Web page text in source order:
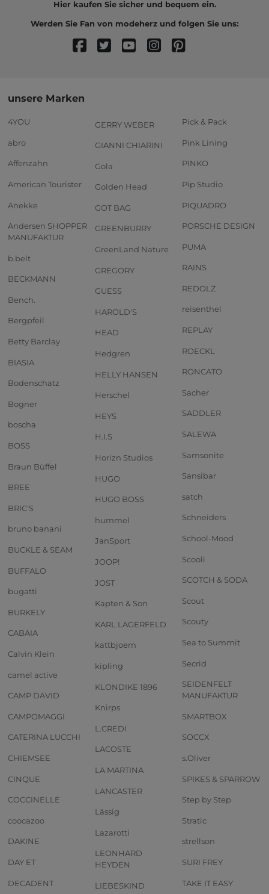
Hier kaufen Sie sicher und bequem ein.
Werden Sie Fan von modeherz und folgen Sie uns:
unsere Marken
4YOU
abro
Affenzahn
American Tourister
Anekke
Andersen SHOPPER
MANUFAKTUR
b.belt
BECKMANN
Bench.
Bergpfeil
Betty Barclay
BIASIA
Bodenschatz
Bogner
boscha
BOSS
Braun Büffel
BREE
BRIC'S
bruno banani
BUCKLE & SEAM
BUFFALO
bugatti
BURKELY
CABAIA
Calvin Klein
camel active
CAMP DAVID
CAMPOMAGGI
CATERINA LUCCHI
CHIEMSEE
CINQUE
COCCINELLE
coocazoo
DAKINE
DAY ET
DECADENT
GERRY WEBER
GIANNI CHIARINI
Gola
Golden Head
GOT BAG
GREENBURRY
GreenLand Nature
GREGORY
GUESS
HAROLD'S
HEAD
Hedgren
HELLY HANSEN
Herschel
HEYS
H.I.S
Horizn Studios
HUGO
HUGO BOSS
hummel
JanSport
JOOP!
JOST
Kapten & Son
KARL LAGERFELD
kattbjoern
kipling
KLONDIKE 1896
Knirps
L.CREDI
LACOSTE
LA MARTINA
LANCASTER
Lässig
Lazarotti
LEONHARD
HEYDEN
LIEBESKIND
Pick & Pack
Pink Lining
PINKO
Pip Studio
PIQUADRO
PORSCHE DESIGN
PUMA
RAINS
REDOLZ
reisenthel
REPLAY
ROECKL
RONCATO
Sacher
SADDLER
SALEWA
Samsonite
Sansibar
satch
Schneiders
School-Mood
Scooli
SCOTCH & SODA
Scout
Scouty
Sea to Summit
Secrid
SEIDENFELT
MANUFAKTUR
SMARTBOX
SOCCX
s.Oliver
SPIKES & SPARROW
Step by Step
Stratic
strellson
SURI FREY
TAKE IT EASY